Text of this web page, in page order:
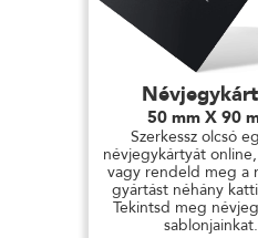
50 mm X 90
Szerkessz olcsó
névjegykártyát
vagy rendeld meg a
gyártást néhány
Tekintsd meg
sablonjainkat.